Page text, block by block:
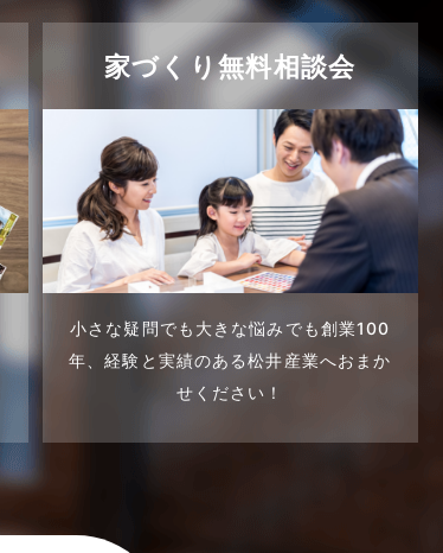
家づくり無料相談会
小さな疑問でも大きな悩みでも創業100
年、経験と実績のある松井産業へおまか
せください！